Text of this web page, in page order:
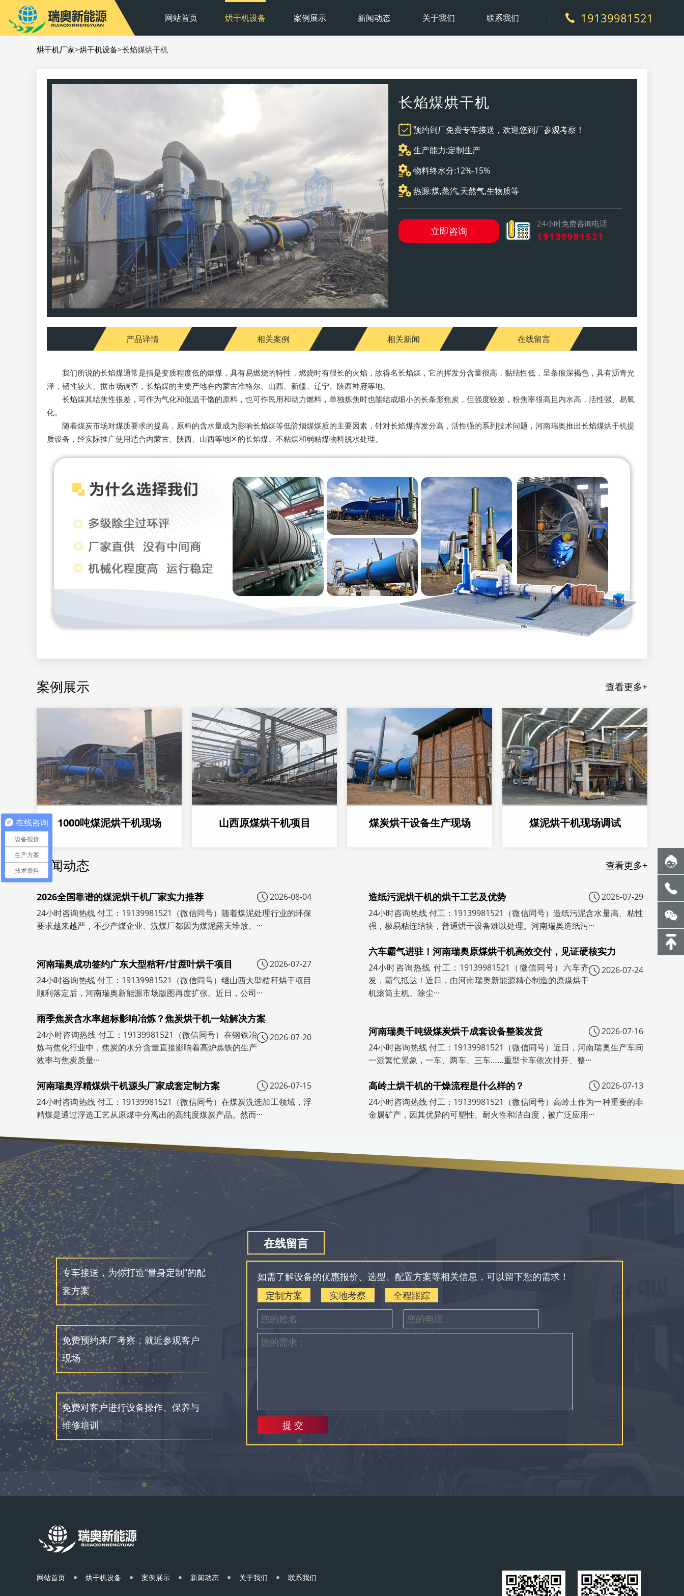
网站首页 烘干机设备 案例展示 新闻动态 关于我们 联系我们 19139981521
烘干机厂家>烘干机设备>长焰煤烘干机
长焰煤烘干机
预约到厂免费专车接送，欢迎您到厂参观考察！
生产能力:定制生产
物料终水分:12%-15%
热源:煤,蒸汽,天然气,生物质等
立即咨询
24小时免费咨询电话
19139981521
产品详情 相关案例 相关新闻 在线留言
我们所说的长焰煤通常是指是变质程度低的烟煤，具有易燃烧的特性，燃烧时有很长的火焰，故得名长焰煤，它的挥发分含量很高，黏结性低，呈条痕深褐色，具有沥青光
泽，韧性较大。据市场调查，长焰煤的主要产地在内蒙古准格尔、山西、新疆、辽宁、陕西神府等地。
长焰煤其结焦性很差，可作为气化和低温干馏的原料，也可作民用和动力燃料，单独炼焦时也能结成细小的长条形焦炭，但强度较差，粉焦率很高且内水高，活性强、易氧
化。
随着煤炭市场对煤质要求的提高，原料的含水量成为影响长焰煤等低阶烟煤煤质的主要因素，针对长焰煤挥发分高，活性强的系列技术问题，河南瑞奥推出长焰煤烘干机提
质设备，经实际推广使用适合内蒙古、陕西、山西等地区的长焰煤、不粘煤和弱粘煤物料脱水处理。
案例展示 查看更多+
1000吨煤泥烘干机现场 山西原煤烘干机项目 煤炭烘干设备生产现场 煤泥烘干机现场调试
新闻动态 查看更多+
2026全国靠谱的煤泥烘干机厂家实力推荐
2026-08-04
24小时咨询热线 付工：19139981521（微信同号）随着煤泥处理行业的环保
要求越来越严，不少产煤企业、洗煤厂都因为煤泥露天堆放、···
造纸污泥烘干机的烘干工艺及优势
2026-07-29
24小时咨询热线 付工：19139981521（微信同号）造纸污泥含水量高、粘性
强，极易粘连结块，普通烘干设备难以处理。河南瑞奥造纸污···
河南瑞奥成功签约广东大型秸秆/甘蔗叶烘干项目
2026-07-27
24小时咨询热线 付工：19139981521（微信同号）继山西大型秸秆烘干项目
顺利落定后，河南瑞奥新能源市场版图再度扩张。近日，公司···
六车霸气进驻！河南瑞奥原煤烘干机高效交付，见证硬核实力
2026-07-24
24小时咨询热线 付工：19139981521（微信同号）六车齐
发，霸气抵达！近日，由河南瑞奥新能源精心制造的原煤烘干
机滚筒主机、除尘···
雨季焦炭含水率超标影响冶炼？焦炭烘干机一站解决方案
2026-07-20
24小时咨询热线 付工：19139981521（微信同号）在钢铁冶
炼与焦化行业中，焦炭的水分含量直接影响着高炉炼铁的生产
效率与焦炭质量···
河南瑞奥千吨级煤炭烘干成套设备整装发货
2026-07-16
24小时咨询热线 付工：19139981521（微信同号）近日，河南瑞奥生产车间
一派繁忙景象，一车、两车、三车……重型卡车依次排开、整···
河南瑞奥浮精煤烘干机源头厂家成套定制方案
2026-07-15
24小时咨询热线 付工：19139981521（微信同号）在煤炭洗选加工领域，浮
精煤是通过浮选工艺从原煤中分离出的高纯度煤炭产品。然而···
高岭土烘干机的干燥流程是什么样的？
2026-07-13
24小时咨询热线 付工：19139981521（微信同号）高岭土作为一种重要的非
金属矿产，因其优异的可塑性、耐火性和洁白度，被广泛应用···
专车接送，为你打造“量身定制”的配
套方案
免费预约来厂考察，就近参观客户
现场
免费对客户进行设备操作、保养与
维修培训
在线留言
如需了解设备的优惠报价、选型、配置方案等相关信息，可以留下您的需求！
定制方案
实地考察 全程跟踪
网站首页 烘干机设备 案例展示 新闻动态 关于我们 联系我们
在线咨询
设备报价
生产方案
技术资料